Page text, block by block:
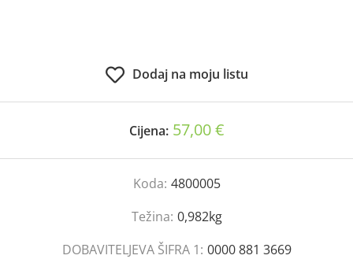
Dodaj na moju listu
Cijena: 57,00 €
Koda: 4800005
Težina: 0,982kg
DOBAVITELJEVA ŠIFRA 1: 0000 881 3669